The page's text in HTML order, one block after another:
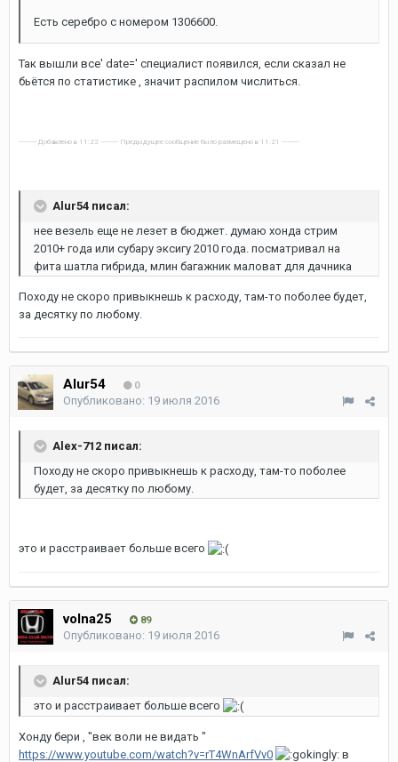
Есть серебро с номером 1306600.
Так вышли все' date=' специалист появился, если сказал не
бьётся по статистике , значит распилом числиться.
---------- Добавлено в 11:22 ---------- Предыдущее сообщение было размещено в 11:21 ----------
Alur54 писал:
нее везель еще не лезет в бюджет. думаю хонда стрим
2010+ года или субару эксигу 2010 года. посматривал на
фита шатла гибрида, млин багажник маловат для дачника
Походу не скоро привыкнешь к расходу, там-то поболее будет,
за десятку по любому.
Alur54 0
Опубликовано: 19 июля 2016
Alex-712 писал:
Походу не скоро привыкнешь к расходу, там-то поболее
будет, за десятку по любому.
это и расстраивает больше всего
volna25 89
Опубликовано: 19 июля 2016
Alur54 писал:
это и расстраивает больше всего
Хонду бери , "век воли не видать "
https://www.youtube.com/watch?v=rT4WnArfVv0
в